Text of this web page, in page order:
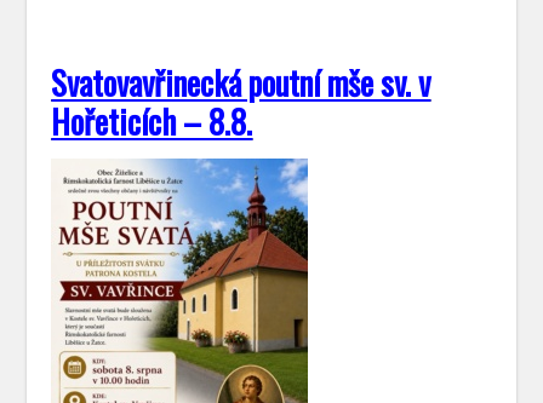
Svatovavřinecká poutní mše sv. v
Hořeticích – 8.8.